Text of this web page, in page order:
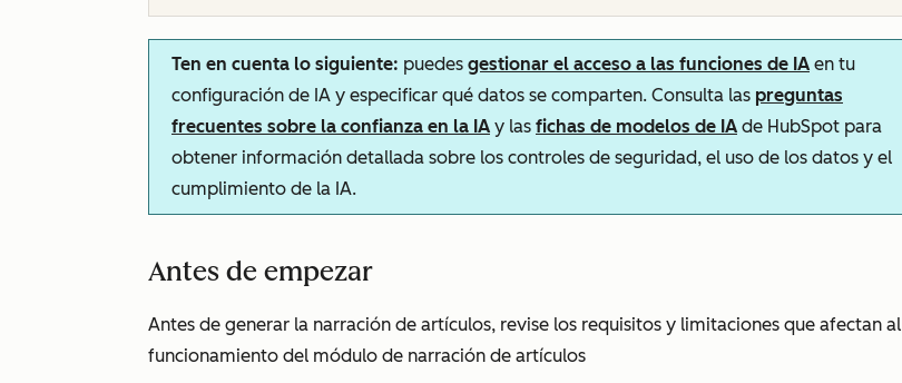
Ten en cuenta lo siguiente: puedes gestionar el acceso a las funciones de IA en tu
configuración de IA y especificar qué datos se comparten. Consulta las preguntas
frecuentes sobre la confianza en la IA y las fichas de modelos de IA de HubSpot para
obtener información detallada sobre los controles de seguridad, el uso de los datos y el
cumplimiento de la IA.
Antes de empezar
Antes de generar la narración de artículos, revise los requisitos y limitaciones que afectan al
funcionamiento del módulo de narración de artículos